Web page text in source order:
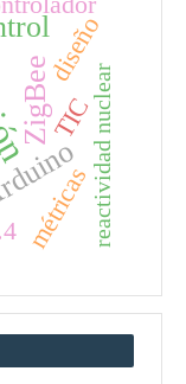
ZigBee
métricas
TIC
diseño
reactividad nuclear